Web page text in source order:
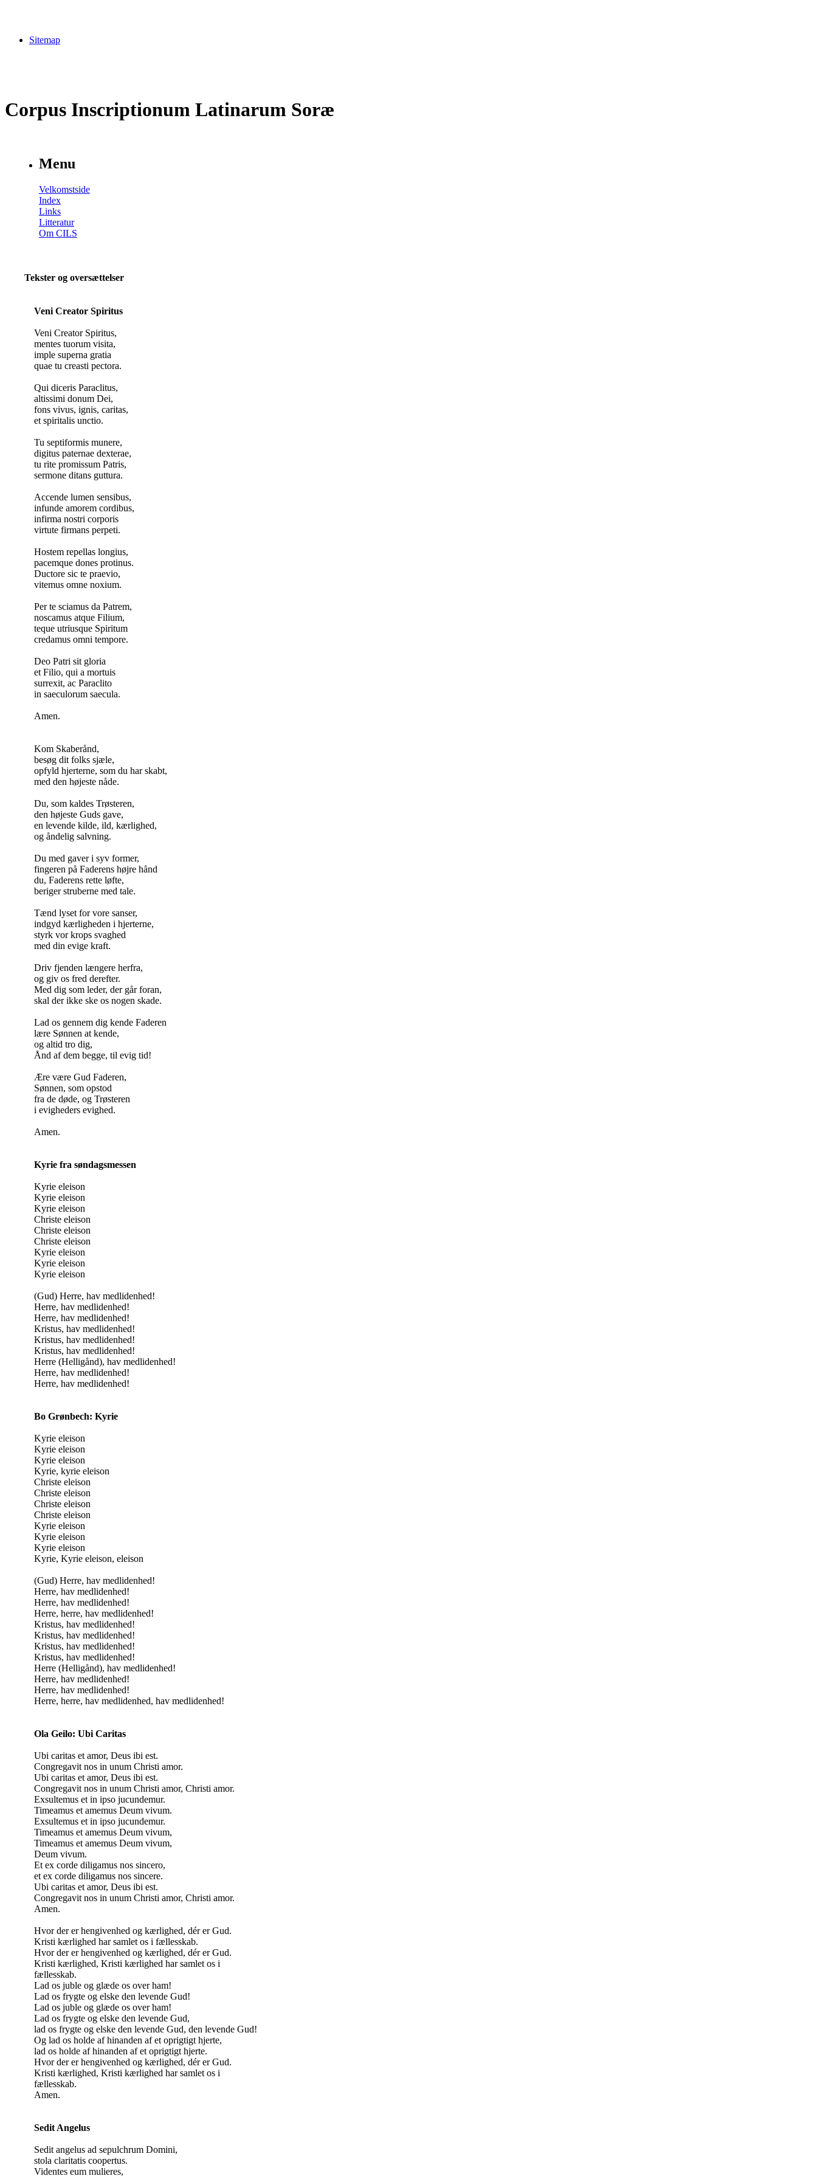
Sitemap
Corpus Inscriptionum Latinarum Soræ
Menu
Velkomstside
Index
Links
Litteratur
Om CILS
Tekster og oversættelser
Veni Creator Spiritus
Veni Creator Spiritus,
mentes tuorum visita,
imple superna gratia
quae tu creasti pectora.
Qui diceris Paraclitus,
altissimi donum Dei,
fons vivus, ignis, caritas,
et spiritalis unctio.
Tu septiformis munere,
digitus paternae dexterae,
tu rite promissum Patris,
sermone ditans guttura.
Accende lumen sensibus,
infunde amorem cordibus,
infirma nostri corporis
virtute firmans perpeti.
Hostem repellas longius,
pacemque dones protinus.
Ductore sic te praevio,
vitemus omne noxium.
Per te sciamus da Patrem,
noscamus atque Filium,
teque utriusque Spiritum
credamus omni tempore.
Deo Patri sit gloria
et Filio, qui a mortuis
surrexit, ac Paraclito
in saeculorum saecula.
Amen.
Kom Skaberånd,
besøg dit folks sjæle,
opfyld hjerterne, som du har skabt,
med den højeste nåde.
Du, som kaldes Trøsteren,
den højeste Guds gave,
en levende kilde, ild, kærlighed,
og åndelig salvning.
Du med gaver i syv former,
fingeren på Faderens højre hånd
du, Faderens rette løfte,
beriger struberne med tale.
Tænd lyset for vore sanser,
indgyd kærligheden i hjerterne,
styrk vor krops svaghed
med din evige kraft.
Driv fjenden længere herfra,
og giv os fred derefter.
Med dig som leder, der går foran,
skal der ikke ske os nogen skade.
Lad os gennem dig kende Faderen
lære Sønnen at kende,
og altid tro dig,
Ånd af dem begge, til evig tid!
Ære være Gud Faderen,
Sønnen, som opstod
fra de døde, og Trøsteren
i evigheders evighed.
Amen.
Kyrie fra søndagsmessen
Kyrie eleison
Kyrie eleison
Kyrie eleison
Christe eleison
Christe eleison
Christe eleison
Kyrie eleison
Kyrie eleison
Kyrie eleison
(Gud) Herre, hav medlidenhed!
Herre, hav medlidenhed!
Herre, hav medlidenhed!
Kristus, hav medlidenhed!
Kristus, hav medlidenhed!
Kristus, hav medlidenhed!
Herre (Helligånd), hav medlidenhed!
Herre, hav medlidenhed!
Herre, hav medlidenhed!
Bo Grønbech: Kyrie
Kyrie eleison
Kyrie eleison
Kyrie eleison
Kyrie, kyrie eleison
Christe eleison
Christe eleison
Christe eleison
Christe eleison
Kyrie eleison
Kyrie eleison
Kyrie eleison
Kyrie, Kyrie eleison, eleison
(Gud) Herre, hav medlidenhed!
Herre, hav medlidenhed!
Herre, hav medlidenhed!
Herre, herre, hav medlidenhed!
Kristus, hav medlidenhed!
Kristus, hav medlidenhed!
Kristus, hav medlidenhed!
Kristus, hav medlidenhed!
Herre (Helligånd), hav medlidenhed!
Herre, hav medlidenhed!
Herre, hav medlidenhed!
Herre, herre, hav medlidenhed, hav medlidenhed!
Ola Geilo: Ubi Caritas
Ubi caritas et amor, Deus ibi est.
Congregavit nos in unum Christi amor.
Ubi caritas et amor, Deus ibi est.
Congregavit nos in unum Christi amor, Christi amor.
Exsultemus et in ipso jucundemur.
Timeamus et amemus Deum vivum.
Exsultemus et in ipso jucundemur.
Timeamus et amemus Deum vivum,
Timeamus et amemus Deum vivum,
Deum vivum.
Et ex corde diligamus nos sincero,
et ex corde diligamus nos sincere.
Ubi caritas et amor, Deus ibi est.
Congregavit nos in unum Christi amor, Christi amor.
Amen.
Hvor der er hengivenhed og kærlighed, dér er Gud.
Kristi kærlighed har samlet os i fællesskab.
Hvor der er hengivenhed og kærlighed, dér er Gud.
Kristi kærlighed, Kristi kærlighed har samlet os i
fællesskab.
Lad os juble og glæde os over ham!
Lad os frygte og elske den levende Gud!
Lad os juble og glæde os over ham!
Lad os frygte og elske den levende Gud,
lad os frygte og elske den levende Gud, den levende Gud!
Og lad os holde af hinanden af et oprigtigt hjerte,
lad os holde af hinanden af et oprigtigt hjerte.
Hvor der er hengivenhed og kærlighed, dér er Gud.
Kristi kærlighed, Kristi kærlighed har samlet os i
fællesskab.
Amen.
Sedit Angelus
Sedit angelus ad sepulchrum Domini,
stola claritatis coopertus.
Videntes eum mulieres,